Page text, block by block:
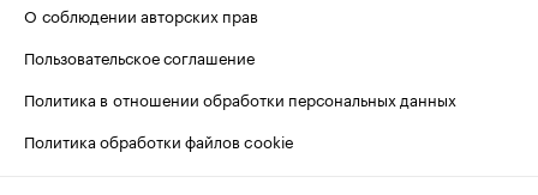
О соблюдении авторских прав
Пользовательское соглашение
Политика в отношении обработки персональных данных
Политика обработки файлов cookie